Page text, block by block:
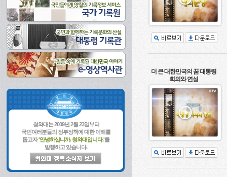
청와대는 2009년 2월 23일부터
국민여러분들의 정부정책에 대한 이해를
돕고자'안녕하십니까. 청와대입니다.'를
발행하고 있습니다.
더 큰 대한민국의 꿈 대통령
회의와 연설